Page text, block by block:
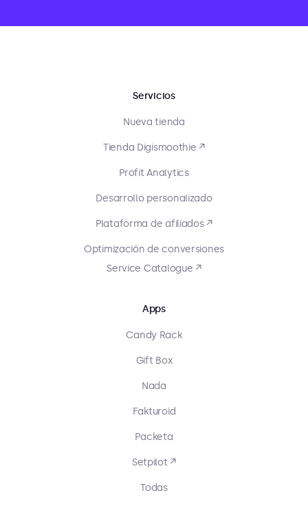
Servicios
Nueva tienda
Tienda Digismoothie ↗
Profit Analytics
Desarrollo personalizado
Plataforma de afiliados ↗
Optimización de conversiones
Service Catalogue ↗
Apps
Candy Rack
Gift Box
Nada
Fakturoid
Packeta
Setpilot ↗
Todas